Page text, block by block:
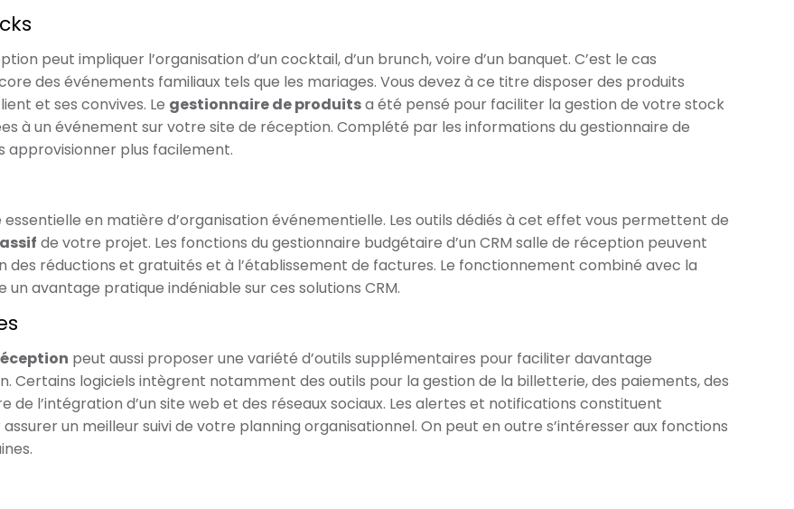
peut impliquer l’organisation d’un cocktail, d’un brunch, voire d’un banquet. C’est le cas
des événements familiaux tels que les mariages. Vous devez à ce titre disposer des produits
et ses convives. Le gestionnaire de produitsa été pensé pour faciliter la gestion de votre stock
à un événement sur votre site de réception. Complété par les informations du gestionnaire de
approvisionner plus facilement.
en matière d’organisation événementielle. Les outils dédiés à cet effet vous permettent de
de votre projet. Les fonctions du gestionnaire budgétaire d’un CRM salle de réception peuvent
des réductions et gratuités et à l’établissement de factures. Le fonctionnement combiné avec la
avantage pratique indéniable sur ces solutions CRM.
peut aussi proposer une variété d’outils supplémentaires pour faciliter davantage
Certains logiciels intègrent notamment des outils pour la gestion de la billetterie, des paiements, des
l’intégration d’un site web et des réseaux sociaux. Les alertes et notifications constituent
un meilleur suivi de votre planning organisationnel. On peut en outre s’intéresser aux fonctions